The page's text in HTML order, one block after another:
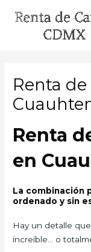
Renta
Renta
en
La combinación
ordenado y sin
Hay un detalle
increíble… o